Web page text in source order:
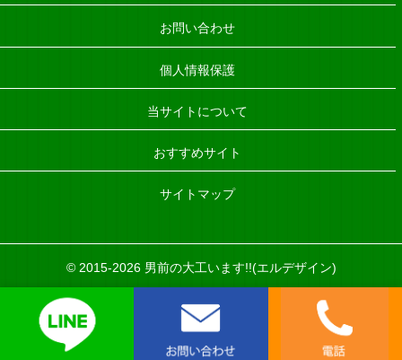
お問い合わせ
個人情報保護
当サイトについて
おすすめサイト
サイトマップ
© 2015-2026 男前の大工います!!(エルデザイン)